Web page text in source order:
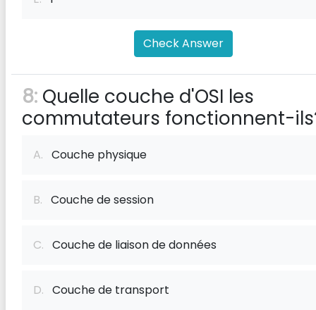
Check Answer
8: Quelle couche d'OSI les
commutateurs fonctionnent-
A. Couche physique
B. Couche de session
C. Couche de liaison de données
D. Couche de transport